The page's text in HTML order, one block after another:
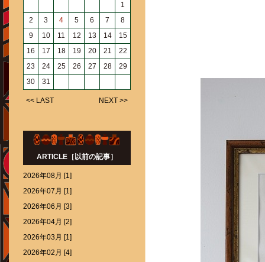
1
2
3 4 5 6 7
8
9
10 11 12 13 14
15
16
17 18 19 20 21
22
23
24 25 26 27 28
29
30
31
<< LAST NEXT >>
ARTICLE［以前の記事］
2026年08月 [1]
2026年07月 [1]
2026年06月 [3]
2026年04月 [2]
2026年03月 [1]
2026年02月 [4]